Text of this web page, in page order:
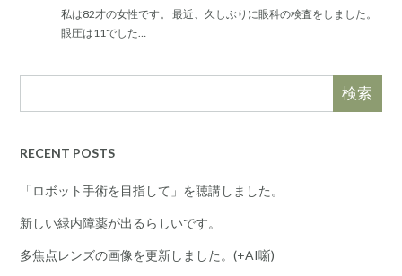
私は82才の女性です。 最近、久しぶりに眼科の検査をしました。
眼圧は11でした…
検索
RECENT POSTS
「ロボット手術を目指して」を聴講しました。
新しい緑内障薬が出るらしいです。
多焦点レンズの画像を更新しました。(+AI噺)